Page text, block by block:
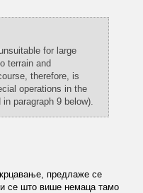
for large
terrain and
therefore, is
operations in the
paragraph 9 below).
предлаже се
се што више немаца тамо